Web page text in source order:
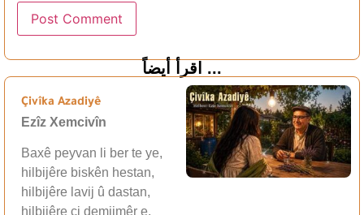
اقرأ أيضاً ...
Çivîka Azadiyê
Ezîz Xemcivîn
Baxê peyvan li ber te ye,
hilbijêre biskên hestan,
hilbijêre lavij û dastan,
hilbijêre çi demjimêr e,